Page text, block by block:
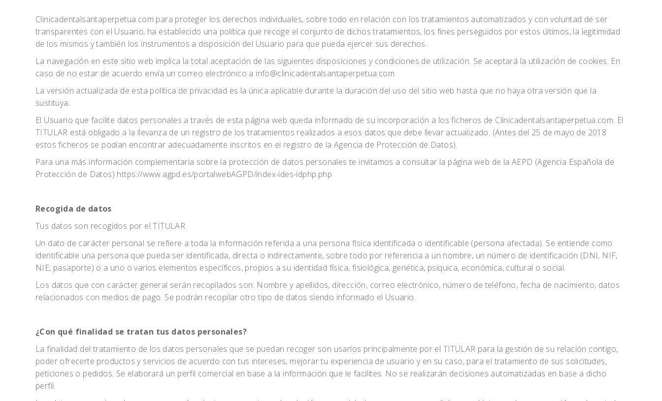
Clinicadentalsantaperpetua.com para proteger los derechos individuales, sobre todo en relación con los tratamientos automatizados y con voluntad de ser
transparentes con el Usuario, ha establecido una política que recoge el conjunto de dichos tratamientos, los fines perseguidos por estos últimos, la legitimidad
de los mismos y también los instrumentos a disposición del Usuario para que pueda ejercer sus derechos.
La navegación en este sitio web implica la total aceptación de las siguientes disposiciones y condiciones de utilización. Se aceptará la utilización de cookies. En
caso de no estar de acuerdo envía un correo electrónico a info@clinicadentalsantaperpetua.com
La versión actualizada de esta política de privacidad es la única aplicable durante la duración del uso del sitio web hasta que no haya otra versión que la
sustituya.
El Usuario que facilite datos personales a través de esta página web queda informado de su incorporación a los ficheros de Clinicadentalsantaperpetua.com. El
TITULAR está obligado a la llevanza de un registro de los tratamientos realizados a esos datos que debe llevar actualizado. (Antes del 25 de mayo de 2018
estos ficheros se podían encontrar adecuadamente inscritos en el registro de la Agencia de Protección de Datos).
Para una más información complementaria sobre la protección de datos personales te invitamos a consultar la página web de la AEPD (Agencia Española de
Protección de Datos) https://www.agpd.es/portalwebAGPD/index-ides-idphp.php
Recogida de datos
Tus datos son recogidos por el TITULAR.
Un dato de carácter personal se refiere a toda la información referida a una persona física identificada o identificable (persona afectada). Se entiende como
identificable una persona que pueda ser identificada, directa o indirectamente, sobre todo por referencia a un nombre, un número de identificación (DNI, NIF,
NIE, pasaporte) o a uno o varios elementos específicos, propios a su identidad física, fisiológica, genética, psíquica, económica, cultural o social.
Los datos que con carácter general serán recopilados son: Nombre y apellidos, dirección, correo electrónico, número de teléfono, fecha de nacimiento, datos
relacionados con medios de pago. Se podrán recopilar otro tipo de datos siendo informado el Usuario.
¿Con qué finalidad se tratan tus datos personales?
La finalidad del tratamiento de los datos personales que se puedan recoger son usarlos principalmente por el TITULAR para la gestión de su relación contigo,
poder ofrecerte productos y servicios de acuerdo con tus intereses, mejorar tu experiencia de usuario y en su caso, para el tratamiento de sus solicitudes,
peticiones o pedidos. Se elaborará un perfil comercial en base a la información que le facilites. No se realizarán decisiones automatizadas en base a dicho
perfil.